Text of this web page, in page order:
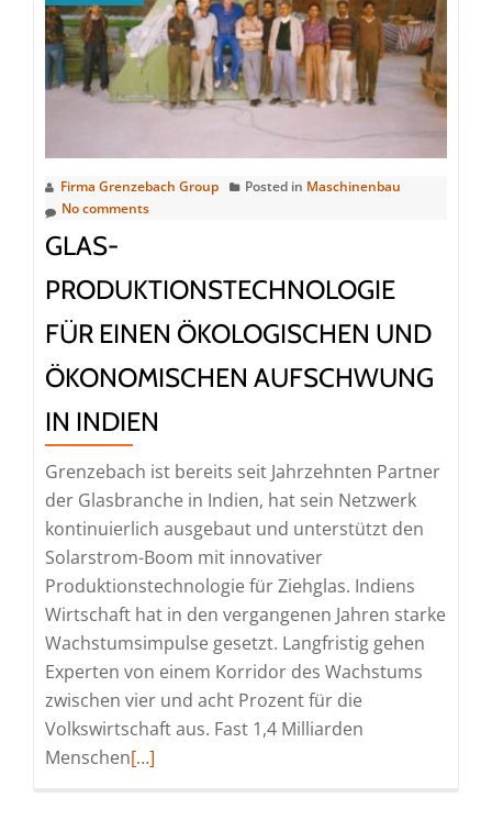
sicher:
EOS
und
Grenzebach
Partnerschaft
Firma Grenzebach Group Posted in Maschinenbau
No comments
GLAS-
PRODUKTIONSTECHNOLOGIE
FÜR EINEN ÖKOLOGISCHEN UND
ÖKONOMISCHEN AUFSCHWUNG
IN INDIEN
Grenzebach ist bereits seit Jahrzehnten Partner
der Glasbranche in Indien, hat sein Netzwerk
kontinuierlich ausgebaut und unterstützt den
Solarstrom-Boom mit innovativer
Produktionstechnologie für Ziehglas. Indiens
Wirtschaft hat in den vergangenen Jahren starke
Wachstumsimpulse gesetzt. Langfristig gehen
Experten von einem Korridor des Wachstums
zwischen vier und acht Prozent für die
Volkswirtschaft aus. Fast 1,4 Milliarden
MenschenRead
[…]